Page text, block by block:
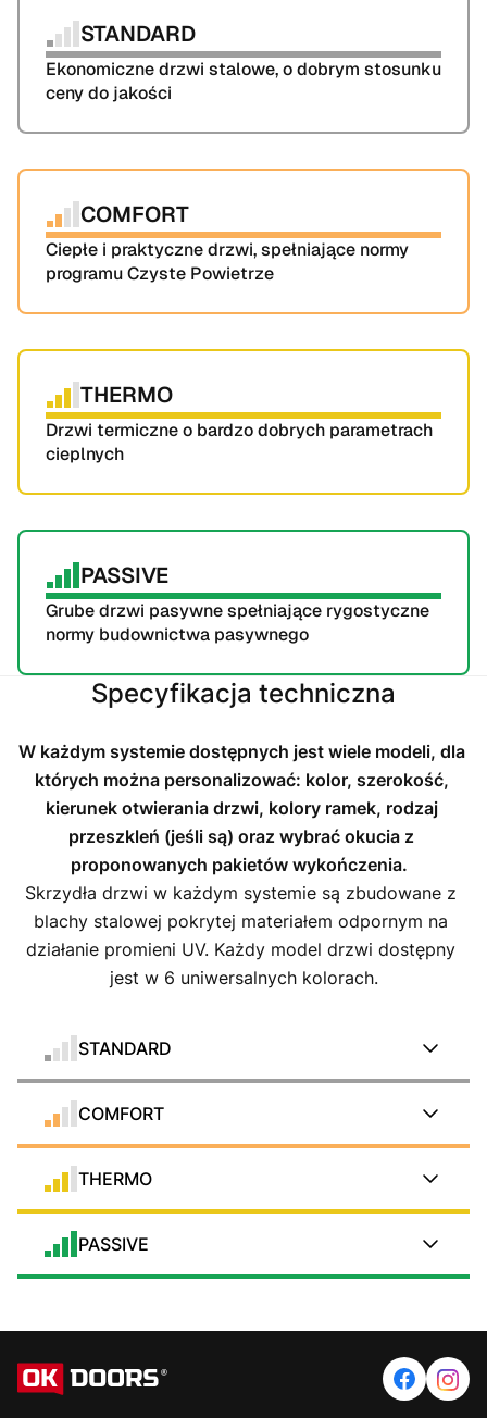
STANDARD
Ekonomiczne drzwi stalowe, o dobrym stosunku
ceny do jakości
COMFORT
Ciepłe i praktyczne drzwi, spełniające normy
programu Czyste Powietrze
THERMO
Drzwi termiczne o bardzo dobrych parametrach
cieplnych
PASSIVE
Grube drzwi pasywne spełniające rygostyczne
normy budownictwa pasywnego
Specyfikacja techniczna
W każdym systemie dostępnych jest wiele modeli, dla
których można personalizować: kolor, szerokość,
kierunek otwierania drzwi, kolory ramek, rodzaj
przeszkleń (jeśli są) oraz wybrać okucia z
proponowanych pakietów wykończenia.
Skrzydła drzwi w każdym systemie są zbudowane z
blachy stalowej pokrytej materiałem odpornym na
działanie promieni UV. Każdy model drzwi dostępny
jest w 6 uniwersalnych kolorach.
STANDARD
COMFORT
THERMO
PASSIVE